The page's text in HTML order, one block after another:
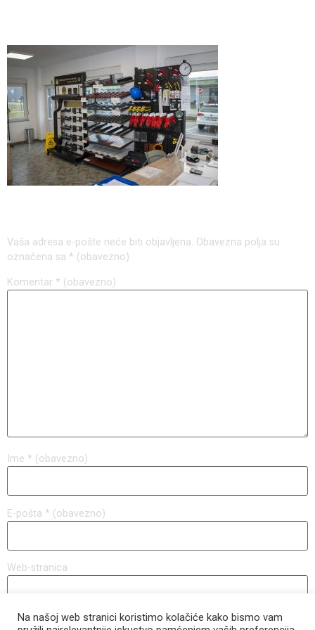
Vaša adresa e-pošte neće biti objavljena. Obavezna polja su
označena sa * (obavezno)
Komentar * (obavezno)
Ime * (obavezno)
E-pošta * (obavezno)
Web-stranica
Na našoj web stranici koristimo kolačiće kako bismo vam